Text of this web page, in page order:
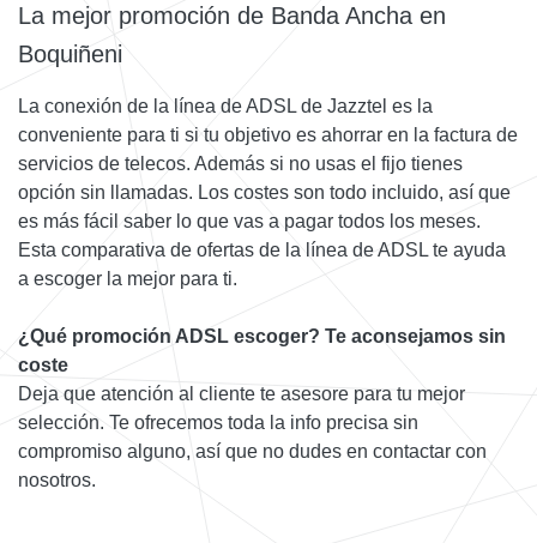
La mejor promoción de Banda Ancha en
Boquiñeni
La conexión de la línea de ADSL de Jazztel es la
conveniente para ti si tu objetivo es ahorrar en la factura de
servicios de telecos. Además si no usas el fijo tienes
opción sin llamadas. Los costes son todo incluido, así que
es más fácil saber lo que vas a pagar todos los meses.
Esta comparativa de ofertas de la línea de ADSL te ayuda
a escoger la mejor para ti.
¿Qué promoción ADSL escoger? Te aconsejamos sin
coste
Deja que atención al cliente te asesore para tu mejor
selección. Te ofrecemos toda la info precisa sin
compromiso alguno, así que no dudes en contactar con
nosotros.